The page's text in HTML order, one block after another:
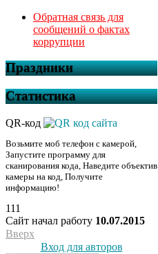
Обратная связь для
сообщений о фактах
коррупции
Праздники
Статистика
QR-код
Возьмите моб телефон с камерой,
Запустите программу для
сканирования кода, Наведите объектив
камеры на код, Получите
информацию!
111
Сайт начал работу 10.07.2015
Вверх
Вход для авторов